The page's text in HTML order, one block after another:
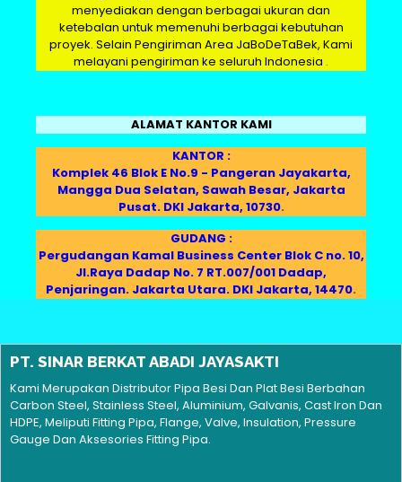
menyediakan dengan berbagai ukuran dan
ketebalan untuk memenuhi berbagai kebutuhan
proyek. Selain Pengiriman Area JaBoDeTaBek, Kami
melayani pengiriman ke seluruh Indonesia .
ALAMAT KANTOR KAMI
KANTOR :
Komplek 46 Blok E No.9 - Pangeran Jayakarta,
Mangga Dua Selatan, Sawah Besar, Jakarta
Pusat. DKI Jakarta, 10730.
GUDANG :
Pergudangan Kamal Business Center Blok C no. 10,
Jl.Raya Dadap No. 7 RT.007/001 Dadap,
Penjaringan. Jakarta Utara. DKI Jakarta, 14470.
PT. SINAR BERKAT ABADI JAYASAKTI
Kami Merupakan Distributor Pipa Besi Dan Plat Besi Berbahan
Carbon Steel, Stainless Steel, Aluminium, Galvanis, Cast Iron Dan
HDPE, Meliputi Fitting Pipa, Flange, Valve, Insulation, Pressure
Gauge Dan Aksesories Fitting Pipa.